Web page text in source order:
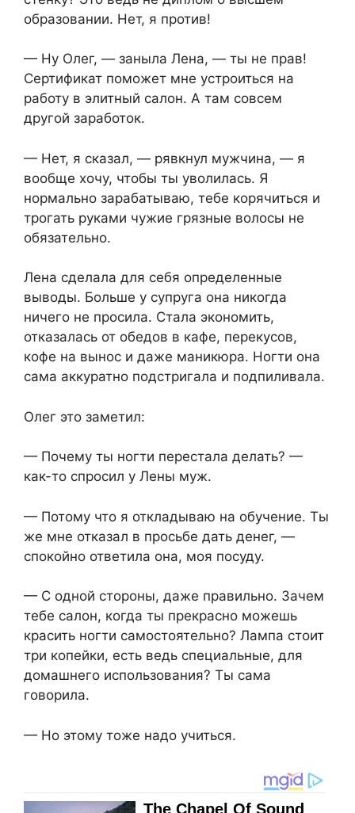
образовании. Нет, я против!
— Ну Олег, — заныла Лена, — ты не прав!
Сертификат поможет мне устроиться на
работу в элитный салон. А там совсем
другой заработок.
— Нет, я сказал, — рявкнул мужчина, — я
вообще хочу, чтобы ты уволилась. Я
нормально зарабатываю, тебе корячиться и
трогать руками чужие грязные волосы не
обязательно.
Лена сделала для себя определенные
выводы. Больше у супруга она никогда
ничего не просила. Стала экономить,
отказалась от обедов в кафе, перекусов,
кофе на вынос и даже маникюра. Ногти она
сама аккуратно подстригала и подпиливала.
Олег это заметил:
— Почему ты ногти перестала делать? —
как-то спросил у Лены муж.
— Потому что я откладываю на обучение. Ты
же мне отказал в просьбе дать денег, —
спокойно ответила она, моя посуду.
— С одной стороны, даже правильно. Зачем
тебе салон, когда ты прекрасно можешь
красить ногти самостоятельно? Лампа стоит
три копейки, есть ведь специальные, для
домашнего использования? Ты сама
говорила.
— Но этому тоже надо учиться.